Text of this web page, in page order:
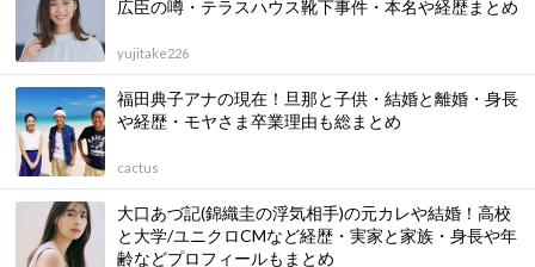
広臣の噂・テラスハウス靴下事件・本名や経歴まとめ
yujitake226
福田典子アナの現在！旦那と子供・結婚と離婚・身長
や経歴・モヤさま卒業理由も総まとめ
cactus
大口あづ記(錦織圭の浮気相手)の元カレや結婚！高校
と大学/ユニクロCMなど経歴・実家と家族・身長や年
齢などプロフィールもまとめ